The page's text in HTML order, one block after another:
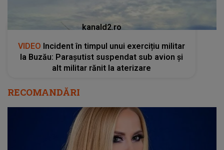
kanald2.ro
VIDEO Incident în timpul unui exercițiu militar
la Buzău: Parașutist suspendat sub avion și
alt militar rănit la aterizare
RECOMANDĂRI